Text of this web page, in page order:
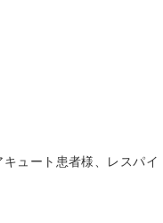
制などの選択肢があり、
ュート患者様、レスパイ